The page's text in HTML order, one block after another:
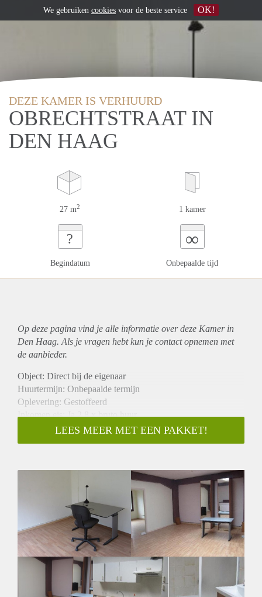
DEZE KAMER IS VERHUURD
OBRECHTSTRAAT IN
DEN HAAG
27 m2 1 kamer
?
Begindatum
∞
Onbepaalde tijd
Op deze pagina vind je alle informatie over deze Kamer in
Den Haag. Als je vragen hebt kun je contact opnemen met
de aanbieder.
Object: Direct bij de eigenaar
Huurtermijn: Onbepaalde termijn
Oplevering: Gestoffeerd
Inkomen eis: Ja 2,8 x bruto huur
Garantiestelling mogelijk: Ja
Borg: 1 maand
Gedeelde woonkamer: Nee
Huisgenoten: Nee
Geslacht huisgenoten: N.v.t.
LEES MEER MET EEN PAKKET!
We gebruiken cookies voor de beste service OK!